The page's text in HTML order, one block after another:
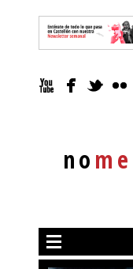
nome